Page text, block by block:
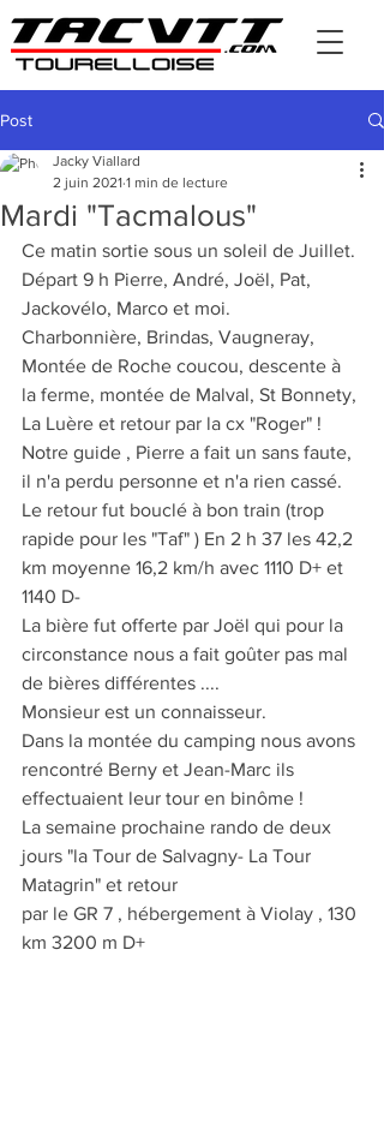
Post
Mardi "Tacmalous"
Jacky Viallard
2 juin 2021 1 min de lecture
Ce matin sortie sous un soleil de Juillet.
Départ 9 h Pierre, André, Joël, Pat,
Jackovélo, Marco et moi.
Charbonnière, Brindas, Vaugneray,
Montée de Roche coucou, descente à
la ferme, montée de Malval, St Bonnety,
La Luère et retour par la cx "Roger" !
Notre guide , Pierre a fait un sans faute,
il n'a perdu personne et n'a rien cassé.
Le retour fut bouclé à bon train (trop
rapide pour les "Taf" ) En 2 h 37 les 42,2
km moyenne 16,2 km/h avec 1110 D+ et
1140 D-
La bière fut offerte par Joël qui pour la
circonstance nous a fait goûter pas mal
de bières différentes ....
Monsieur est un connaisseur.
Dans la montée du camping nous avons
rencontré Berny et Jean-Marc ils
effectuaient leur tour en binôme !
La semaine prochaine rando de deux
jours "la Tour de Salvagny- La Tour
Matagrin" et retour
par le GR 7 , hébergement à Violay , 130
km 3200 m D+